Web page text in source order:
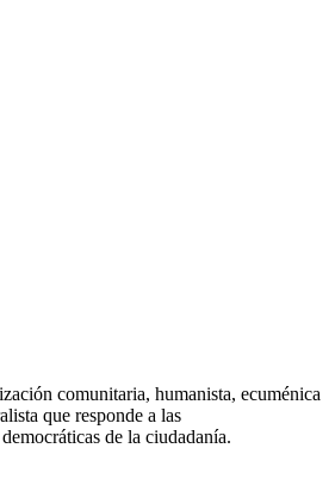
comunitaria, humanista, ecuménica
que responde a las
de la ciudadanía.